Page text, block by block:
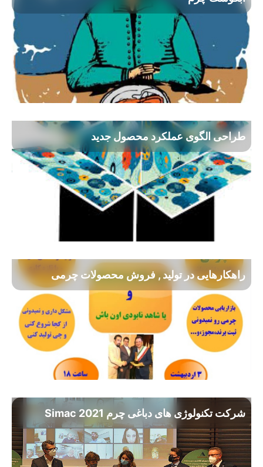
طراحی الگوی عملکرد محصول جدید
راهکارهایی در تولید , فروش محصولات چرمی
شرکت تکنولوژی های دباغی چرم Simac 2021